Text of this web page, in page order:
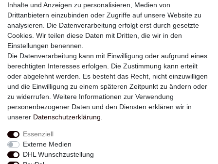
Newsletter
E-MAIL **
Hiermit bestätige ich, dass ich dieDaten­schutz­erklärung
gelesen habe. Meine
Einwilligung kann ich jederzeit widerrufen.**
Abonnieren
Widerrufs­recht
Inhalte und Anzeigen zu personalisieren, Medien von
Drittanbietern einzubinden oder Zugriffe auf unsere Website zu
analysieren. Die Datenverarbeitung erfolgt erst durch gesetzte
Cookies. Wir teilen diese Daten mit Dritten, die wir in den
Einstellungen benennen.
Die Datenverarbeitung kann mit Einwilligung oder aufgrund eines
berechtigten Interesses erfolgen. Die Zustimmung kann erteilt
oder abgelehnt werden. Es besteht das Recht, nicht einzuwilligen
und die Einwilligung zu einem späteren Zeitpunkt zu ändern oder
zu widerrufen. Weitere Informationen zur Verwendung
personenbezogener Daten und den Diensten erklären wir in
unserer Daten­schutz­erklärung
Essenziell
Externe Medien
DHL Wunschzustellung